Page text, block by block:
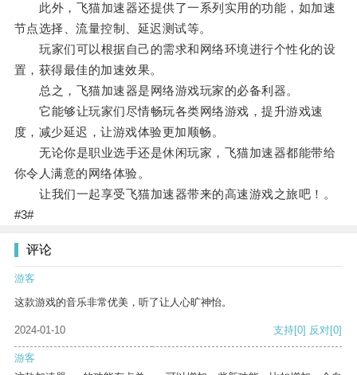
此外，飞猫加速器还提供了一系列实用的功能，如加速
节点选择、流量控制、延迟测试等。
玩家们可以根据自己的需求和网络环境进行个性化的设
置，获得最佳的加速效果。
总之，飞猫加速器是网络游戏玩家的必备利器。
它能够让玩家们尽情畅玩各类网络游戏，提升游戏速
度，减少延迟，让游戏体验更加顺畅。
无论你是职业选手还是休闲玩家，飞猫加速器都能带给
你令人满意的网络体验。
让我们一起享受飞猫加速器带来的高速游戏之旅吧！。
#3#
评论
游客
这款游戏的音乐非常优美，听了让人心旷神怡。
2024-01-10 支持[0] 反对[0]
游客